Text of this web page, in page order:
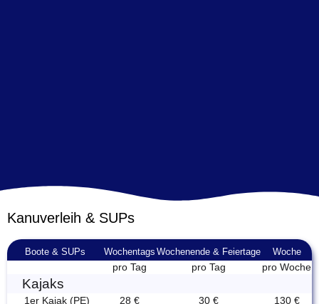
Kanuverleih & SUPs
Boote & SUPs Wochentags Wochenende & Feiertage Woche
pro Tag pro Tag pro Woche
Kajaks
1er Kajak (PE) 28 € 30 €
130 €